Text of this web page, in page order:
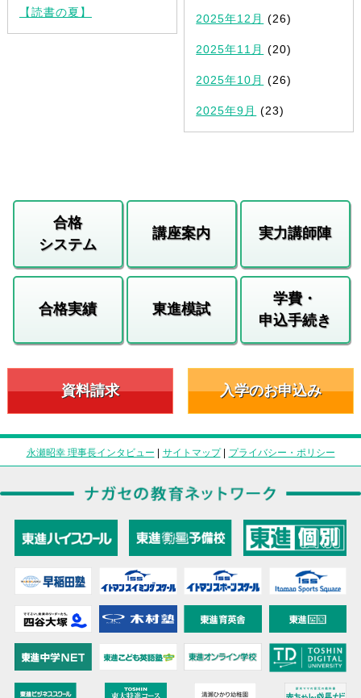
【読書の夏】
2025年12月 (26)
2025年11月 (20)
2025年10月 (26)
2025年9月 (23)
合格
システム
講座案内 実力講師陣
合格実績 東進模試
学費・
申込手続き
資料請求 入学のお申込み
永瀬昭幸 理事長インタビュー | サイトマップ| プライバシー・ポリシー